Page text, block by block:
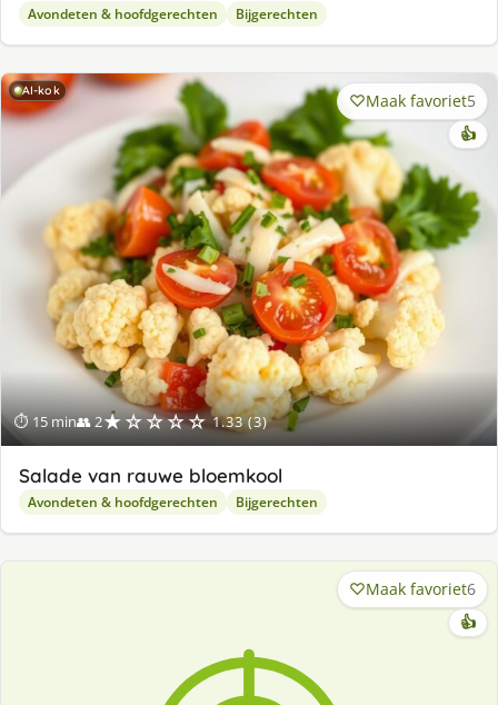
Avondeten & hoofdgerechten Bijgerechten
AI-kok
⏱ 15 min👥 2★☆☆☆☆ 1.33 (3)
Maak favoriet5
👍
Salade van rauwe bloemkool
Avondeten & hoofdgerechten Bijgerechten
Maak favoriet6
👍